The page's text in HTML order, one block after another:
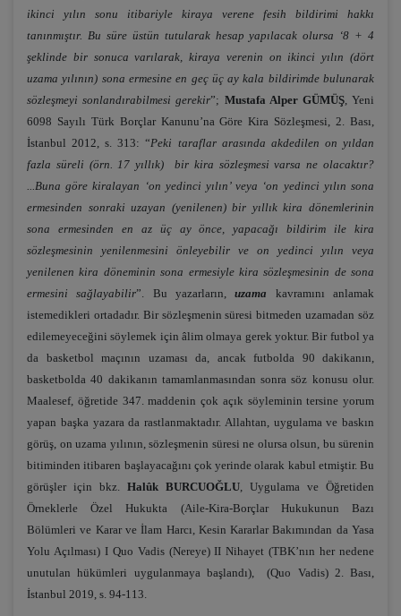
ikinci yılın sonu itibariyle kiraya verene fesih bildirimi hakkı
tanınmıştır. Bu süre üstün tutularak hesap yapılacak olursa ‘8 + 4
şeklinde bir sonuca varılarak, kiraya verenin on ikinci yılın (dört
uzama yılının) sona ermesine en geç üç ay kala bildirimde bulunarak
sözleşmeyi sonlandırabilmesi gerekir”; Mustafa Alper GÜMÜŞ, Yeni
6098 Sayılı Türk Borçlar Kanunu’na Göre Kira Sözleşmesi, 2. Bası,
İstanbul 2012, s. 313: “Peki taraflar arasında akdedilen on yıldan
fazla süreli (örn. 17 yıllık) bir kira sözleşmesi varsa ne olacaktır?
...Buna göre kiralayan ‘on yedinci yılın’ veya ‘on yedinci yılın sona
ermesinden sonraki uzayan (yenilenen) bir yıllık kira dönemlerinin
sona ermesinden en az üç ay önce, yapacağı bildirim ile kira
sözleşmesinin yenilenmesini önleyebilir ve on yedinci yılın veya
yenilenen kira döneminin sona ermesiyle kira sözleşmesinin de sona
ermesini sağlayabilir”. Bu yazarların,uzama kavramını anlamak
istemedikleri ortadadır. Bir sözleşmenin süresi bitmeden uzamadan söz
edilemeyeceğini söylemek için âlim olmaya gerek yoktur. Bir futbol ya
da basketbol maçının uzaması da, ancak futbolda 90 dakikanın,
basketbolda 40 dakikanın tamamlanmasından sonra söz konusu olur.
Maalesef, öğretide 347. maddenin çok açık söyleminin tersine yorum
yapan başka yazara da rastlanmaktadır. Allahtan, uygulama ve baskın
görüş, on uzama yılının, sözleşmenin süresi ne olursa olsun, bu sürenin
bitiminden itibaren başlayacağını çok yerinde olarak kabul etmiştir. Bu
görüşler için bkz. Halûk BURCUOĞLU, Uygulama ve Öğretiden
Örneklerle Özel Hukukta (Aile-Kira-Borçlar Hukukunun Bazı
Bölümleri ve Karar ve İlam Harcı, Kesin Kararlar Bakımından da Yasa
Yolu Açılması) I Quo Vadis (Nereye) II Nihayet (TBK’nın her nedene
unutulan hükümleri uygulanmaya başlandı), (Quo Vadis) 2. Bası,
İstanbul 2019, s. 94-113.